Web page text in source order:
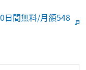
日間無料/月額548